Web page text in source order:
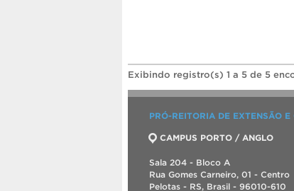
Exibindo registro(s) 1 a 5 de 5
PRÓ-REITORIA DE EXTENSÃO E
CAMPUS PORTO / ANGLO
Sala 204 - Bloco A
Rua Gomes Carneiro, 01 - Centro
Pelotas - RS, Brasil - 96010-610